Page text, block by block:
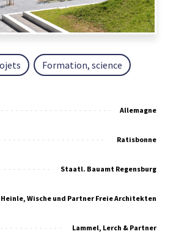
Formation, science
Allemagne
Ratisbonne
Staatl. Bauamt Regensburg
Heinle, Wische und Partner Freie Architekten
Lammel, Lerch & Partner